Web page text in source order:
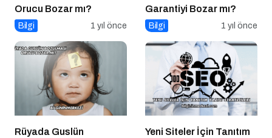
Orucu Bozar mı?
Bilgi 1 yıl önce
Garantiyi Bozar mı?
Bilgi 1 yıl önce
Rüyada Guslün
Yeni Siteler İçin Tanıtım